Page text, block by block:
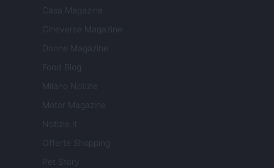
Casa Magazine
Cineverse Magazine
Donne Magazine
Food Blog
Milano Notizie
Motor Magazine
Notizie.it
Offerte Shopping
Pet Story